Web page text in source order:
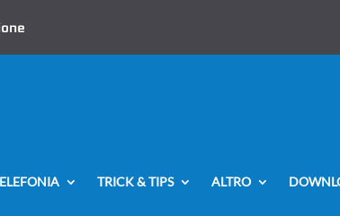
TRICK & TIPS ALTRO